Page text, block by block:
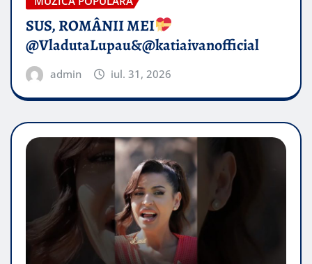
SUS, ROMÂNII MEI
@VladutaLupau&@katiaivanofficial
admin iul. 31, 2026